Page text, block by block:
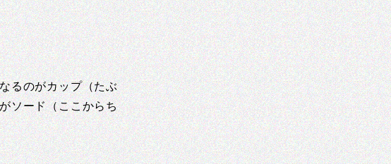
るのがカップ（たぶ
ソード（ここからち